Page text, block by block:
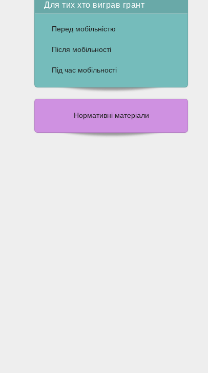
Для тих хто виграв грант
Перед мобільністю
Після мобільності
Під час мобільності
Нормативні матеріали